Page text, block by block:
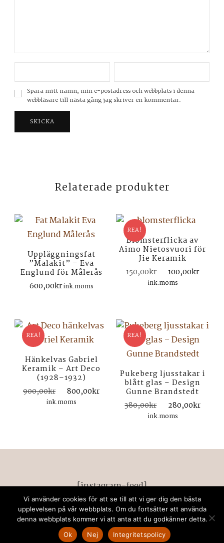
Spara mitt namn, min e-postadress och webbplats i denna
webbläsare till nästa gång jag skriver en kommentar.
Relaterade produkter
Uppläggningsfat
”Malakit” – Eva
Englund för Målerås
600,00krink.moms
REA!
Blomsterflicka av
Aimo Nietosvuori för
Jie Keramik
150,00kr
Det
ursprungliga
100,00kr
ink.moms
REA!
Hänkelvas Gabriel
Keramik – Art Deco
(1928–1932)
900,00kr
Det
ursprungliga
800,00kr
nuvarande
priset
ink.moms
REA!
Pukeberg ljusstakar i
blått glas – Design
Gunne Brandstedt
380,00kr
Det
ursprungliga
380,00kr.
280,00kr
ink.moms
[instagram-feed]
© Upphovsrätt 2026retrodeco stockholm. Alla
rättigheter förbehållna. Chic Lite | Utvecklad avRara
Themes. drivs med WordPress.Privacy Policy
Vi använder cookies för att se till att vi ger dig den bästa
upplevelsen på vår webbplats. Om du fortsätter att använda
denna webbplats kommer vi att anta att du godkänner detta.
Ok
Nej Integritetspolicy